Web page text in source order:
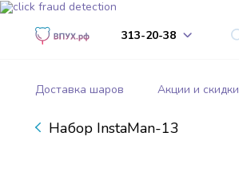
313-20-38
Доставка шаров Акции и скидки
Набор InstaMan-13